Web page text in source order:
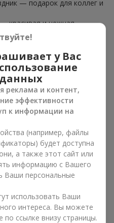
— подарок для коллег и
красивая и нежная
— подарок деловому
подарок для любого
позволяют
восхищение,
корзин в г.
романтика,
наflowers.uaвключает
— сочетанияроз, лилий,
у Вас
реклама и контент,
эффективности
к информации на
(например, файлы
будет доступна
а также этот сайт или
информацию с Вашего
Ваши персональные
использовать Ваши
интереса. Вы можете
ссылке внизу страницы.